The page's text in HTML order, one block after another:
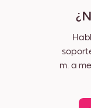
m. a